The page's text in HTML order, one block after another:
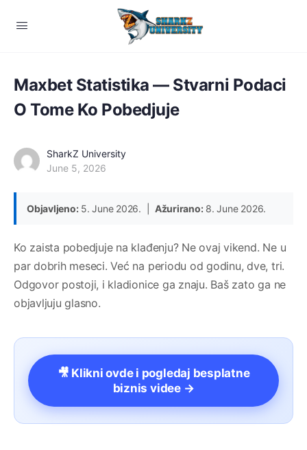
Maxbet Statistika — Stvarni Podaci
O Tome Ko Pobedjuje
SharkZ University
June 5, 2026
Objavljeno:5. June 2026. | Ažurirano:8. June 2026.
Ko zaista pobedjuje na klađenju? Ne ovaj vikend. Ne u
par dobrih meseci. Već na periodu od godinu, dve, tri.
Odgovor postoji, i kladionice ga znaju. Baš zato ga ne
objavljuju glasno.
🎥 Klikni ovde i pogledaj besplatne
biznis videe →